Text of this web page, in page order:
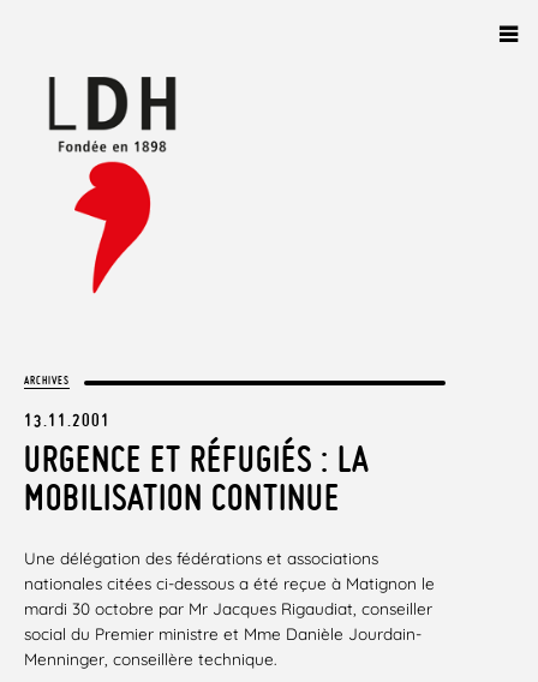
ARCHIVES
13.11.2001
URGENCE ET RÉFUGIÉS : LA
MOBILISATION CONTINUE
Une délégation des fédérations et associations
nationales citées ci-dessous a été reçue à Matignon le
mardi 30 octobre par Mr Jacques Rigaudiat, conseiller
social du Premier ministre et Mme Danièle Jourdain-
Menninger, conseillère technique.